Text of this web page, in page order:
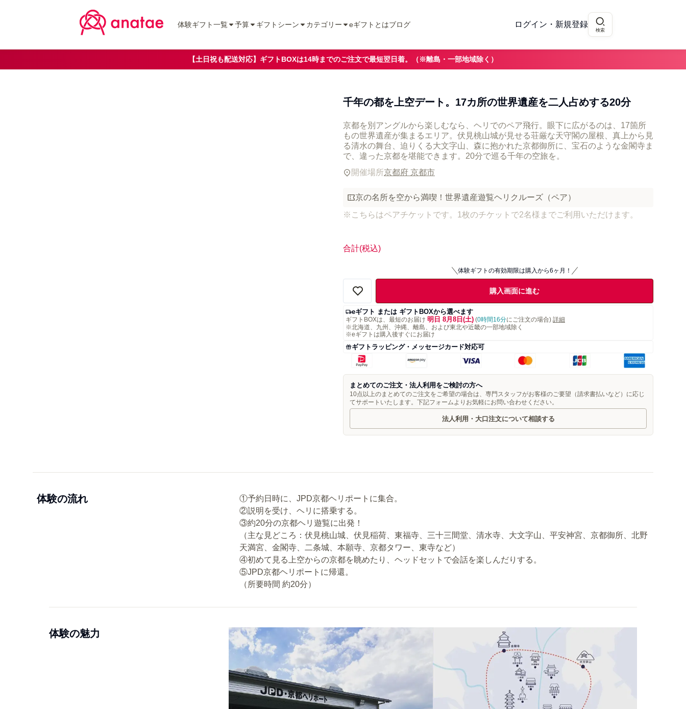
体験ギフト一覧 予算 ギフトシーン カテゴリー eギフトとはブログ ログイン・新規登録
検索
【土日祝も配送対応】ギフトBOXは14時までのご注文で最短翌日着。（※離島・一部地域除く）
千年の都を上空デート。17カ所の世界遺産を二人占めする20分
京都を別アングルから楽しむなら、ヘリでのペア飛行。眼下に広がるのは、17箇所
もの世界遺産が集まるエリア。伏見桃山城が見せる荘厳な天守閣の屋根、真上から見
る清水の舞台、迫りくる大文字山、森に抱かれた京都御所に、宝石のような金閣寺ま
で、違った京都を堪能できます。20分で巡る千年の空旅を。
開催場所京都府 京都市
京の名所を空から満喫！世界遺産遊覧ヘリクルーズ（ペア）
※こちらはペアチケットです。1枚のチケットで2名様までご利用いただけます。
合計(税込)
体験ギフトの有効期限は購入から6ヶ月！
購入画面に進む
eギフト または ギフトBOXから選べます
ギフトBOXは、最短のお届け 明日 8月8日(土) (0時間16分にご注文の場合) 詳細
※北海道、九州、沖縄、離島、および東北や近畿の一部地域除く
※eギフトは購入後すぐにお届け
ギフトラッピング・メッセージカード対応可
まとめてのご注文・法人利用をご検討の方へ
10点以上のまとめてのご注文をご希望の場合は、専門スタッフがお客様のご要望（請求書払いなど）に応じ
てサポートいたします。下記フォームよりお気軽にお問い合わせください。
法人利用・大口注文について相談する
体験の流れ
①予約日時に、JPD京都ヘリポートに集合。
②説明を受け、ヘリに搭乗する。
③約20分の京都ヘリ遊覧に出発！
（主な見どころ：伏見桃山城、伏見稲荷、東福寺、三十三間堂、清水寺、大文字山、平安神宮、京都御所、北野
天満宮、金閣寺、二条城、本願寺、京都タワー、東寺など）
④初めて見る上空からの京都を眺めたり、ヘッドセットで会話を楽しんだりする。
⑤JPD京都ヘリポートに帰還。
（所要時間 約20分）
体験の魅力